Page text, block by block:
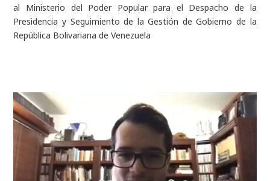
al Ministerio del Poder Popular para el Despacho de la
Presidencia y Seguimiento de la Gestión de Gobierno de la
República Bolivariana de Venezuela